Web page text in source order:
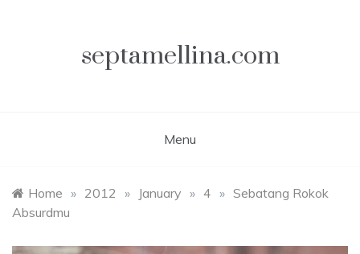
septamellina.com
Menu
Home » 2012 » January » 4 » Sebatang Rokok
Absurdmu